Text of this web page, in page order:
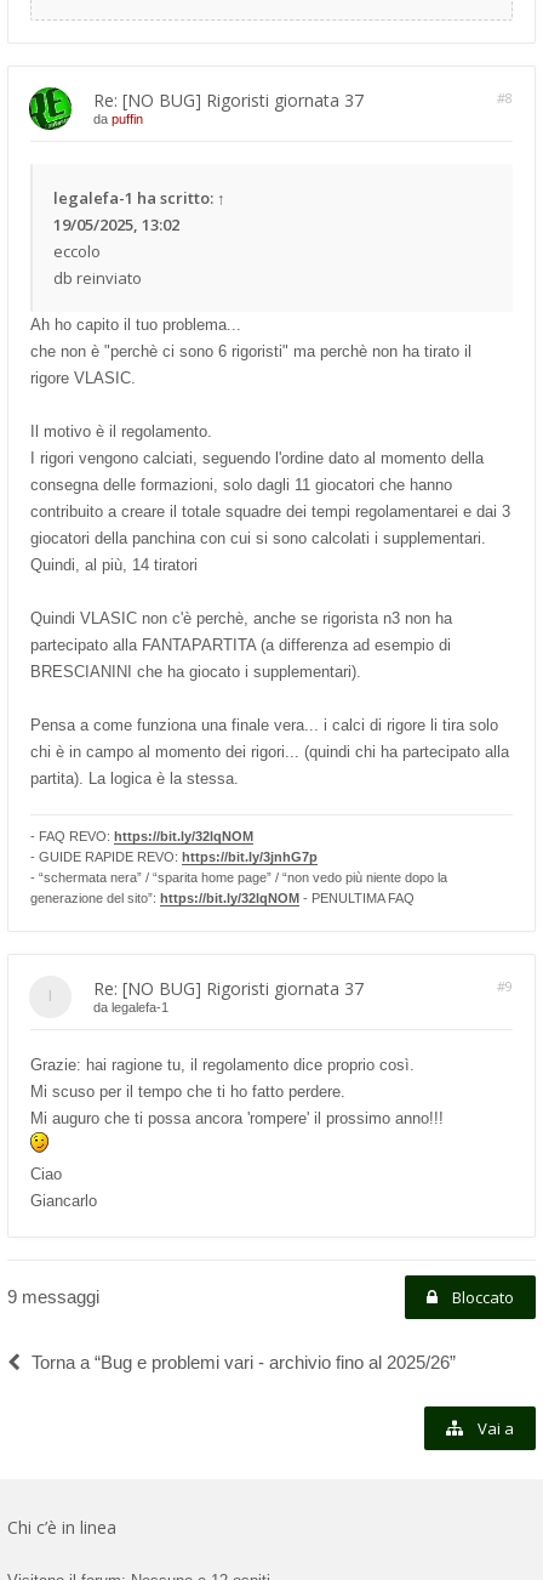
Re: [NO BUG] Rigoristi giornata 37 #8
da puffin
legalefa-1 ha scritto: ↑
19/05/2025, 13:02
eccolo
db reinviato
Ah ho capito il tuo problema...
che non è "perchè ci sono 6 rigoristi" ma perchè non ha tirato il
rigore VLASIC.
Il motivo è il regolamento.
I rigori vengono calciati, seguendo l'ordine dato al momento della
consegna delle formazioni, solo dagli 11 giocatori che hanno
contribuito a creare il totale squadre dei tempi regolamentarei e dai 3
giocatori della panchina con cui si sono calcolati i supplementari.
Quindi, al più, 14 tiratori
Quindi VLASIC non c'è perchè, anche se rigorista n3 non ha
partecipato alla FANTAPARTITA (a differenza ad esempio di
BRESCIANINI che ha giocato i supplementari).
Pensa a come funziona una finale vera... i calci di rigore li tira solo
chi è in campo al momento dei rigori... (quindi chi ha partecipato alla
partita). La logica è la stessa.
- FAQ REVO: https://bit.ly/32lqNOM
- GUIDE RAPIDE REVO: https://bit.ly/3jnhG7p
- “schermata nera” / “sparita home page” / “non vedo più niente dopo la
generazione del sito”: https://bit.ly/32lqNOM - PENULTIMA FAQ
Re: [NO BUG] Rigoristi giornata 37 #9
da legalefa-1
Grazie: hai ragione tu, il regolamento dice proprio così.
Mi scuso per il tempo che ti ho fatto perdere.
Mi auguro che ti possa ancora 'rompere' il prossimo anno!!!
Ciao
Giancarlo
9 messaggi Bloccato
Torna a “Bug e problemi vari - archivio fino al 2025/26”
Vai a
Chi c’è in linea